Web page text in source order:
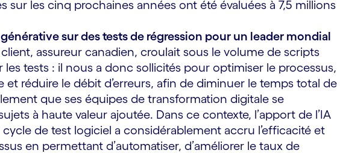
sur les cinq prochaines années ont été évaluées à 7,5 millions
sur des tests de régression pour un leader mondial
assureur canadien, croulait sous le volume de scripts
tests : il nous a donc sollicités pour optimiser le processus,
et réduire le débit d’erreurs, afin de diminuer le temps total de
que ses équipes de transformation digitale se
à haute valeur ajoutée. Dans ce contexte, l’apport de l’IA
de test logiciel a considérablement accru l’efficacité et
en permettant d’automatiser, d’améliorer le taux de